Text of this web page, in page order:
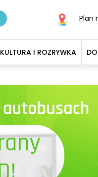
Plan
KULTURA I ROZRYWKA